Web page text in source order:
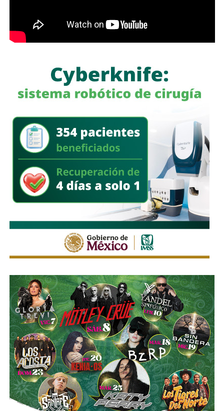
También lee:
movimientos ligados al huachicol
será habilitado como callejón peatonal, mientras que el
segundo tramo funcionará como zona exclusiva para
La SSPC de la Capital exhorta a las y los asistentes a
la FENAPO a planificar sus traslados
, respetar la
señalización y las indicaciones del personal de Policía
Vial, así como considerar el uso de transporte público para
facilitar la movilidad en los alrededores del recinto.
Estas medidas buscan mantener un flujo vehicular
ordenado y seguro durante la feria, privilegiando tanto la
movilidad de quienes acuden al recinto como la seguridad
de peatones, usuarios del transporte público y habitantes
de las zonas aledañas.
2.0